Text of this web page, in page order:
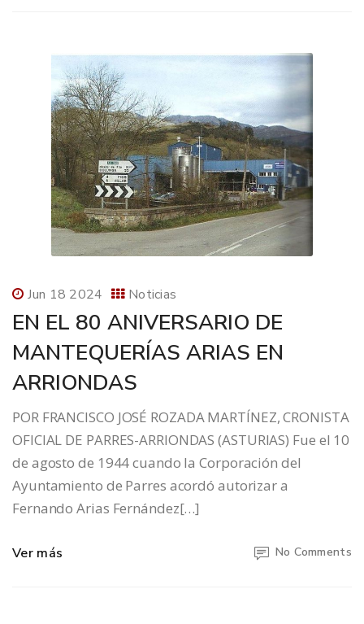
Jun 18 2024 Noticias
EN EL 80 ANIVERSARIO DE
MANTEQUERÍAS ARIAS EN
ARRIONDAS
POR FRANCISCO JOSÉ ROZADA MARTÍNEZ, CRONISTA
OFICIAL DE PARRES-ARRIONDAS (ASTURIAS) Fue el 10
de agosto de 1944 cuando la Corporación del
Ayuntamiento de Parres acordó autorizar a
Fernando Arias Fernández[…]
Ver más No Comments